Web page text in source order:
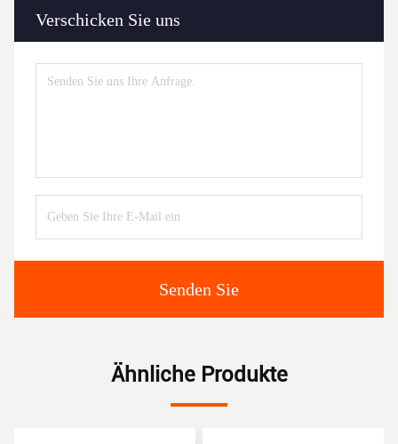
Verschicken Sie uns
Senden Sie
Ähnliche Produkte